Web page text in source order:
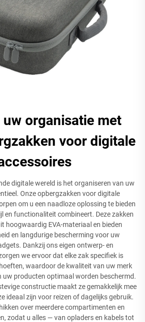
uw organisatie met
voor digitale
digitale wereld is het organiseren van uw
Onze opbergzakken voor digitale
om u een naadloze oplossing te bieden
en functionaliteit combineert. Deze zakken
hoogwaardig EVA-materiaal en bieden
en langdurige bescherming voor uw
Dankzij ons eigen ontwerp- en
we ervoor dat elke zak specifiek is
waardoor de kwaliteit van uw merk
uw producten optimaal worden beschermd.
constructie maakt ze gemakkelijk mee
ideaal zijn voor reizen of dagelijks gebruik.
over meerdere compartimenten en
zodat u alles — van opladers en kabels tot